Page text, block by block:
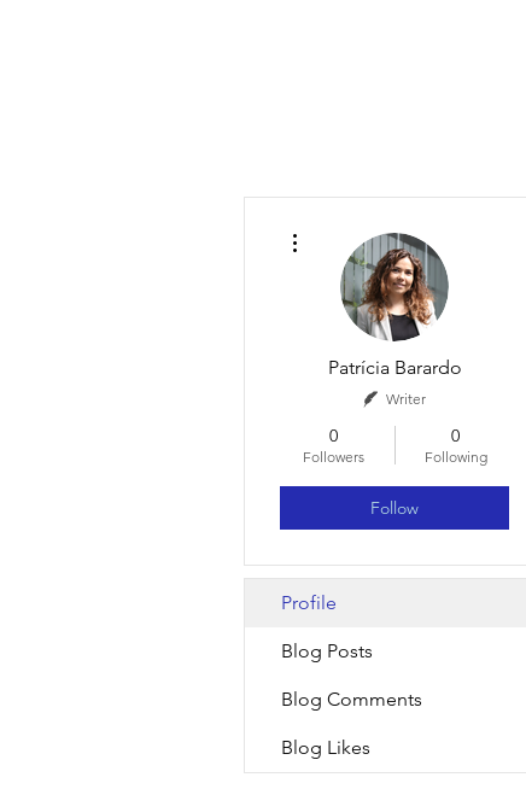
Patrícia Barardo
Writer
0
Followers
0
Following
Follow
Profile
Blog Posts
Blog Comments
Blog Likes